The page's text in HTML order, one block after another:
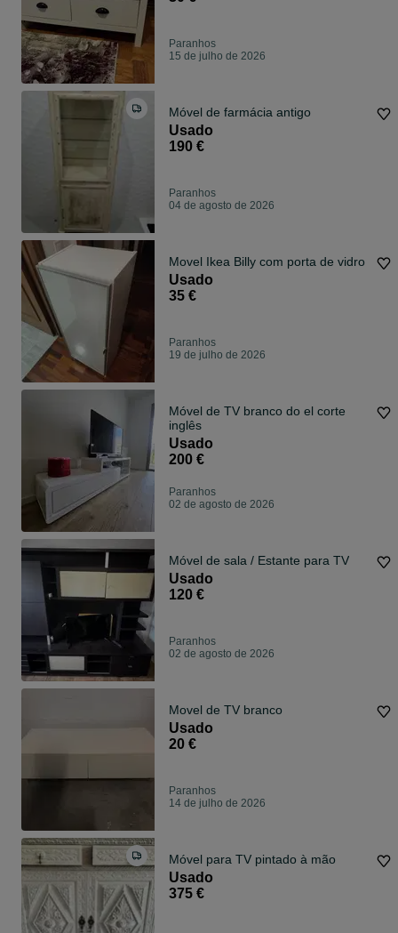
Paranhos
15 de julho de 2026
Móvel de farmácia antigo
Usado
190 €
Paranhos
04 de agosto de 2026
Movel Ikea Billy com porta de vidro
Usado
35 €
Paranhos
19 de julho de 2026
Móvel de TV branco do el corte
inglês
Usado
200 €
Paranhos
02 de agosto de 2026
Móvel de sala / Estante para TV
Usado
120 €
Paranhos
02 de agosto de 2026
Movel de TV branco
Usado
20 €
Paranhos
14 de julho de 2026
Móvel para TV pintado à mão
Usado
375 €